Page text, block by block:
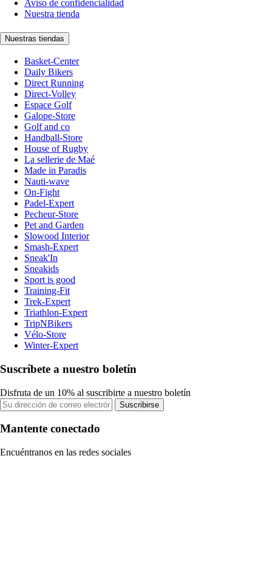
Aviso de confidencialidad
Nuestra tienda
Nuestras tiendas
Basket-Center
Daily Bikers
Direct Running
Direct-Volley
Espace Golf
Galope-Store
Golf and co
Handball-Store
House of Rugby
La sellerie de Maé
Made in Paradis
Nauti-wave
On-Fight
Padel-Expert
Pecheur-Store
Pet and Garden
Slowood Interior
Smash-Expert
Sneak'In
Sneakids
Sport is good
Training-Fit
Trek-Expert
Triathlon-Expert
TripNBikers
Vélo-Store
Winter-Expert
Suscríbete a nuestro boletín
Disfruta de un 10% al suscribirte a nuestro boletín
Suscribirse
Mantente conectado
Encuéntranos en las redes sociales